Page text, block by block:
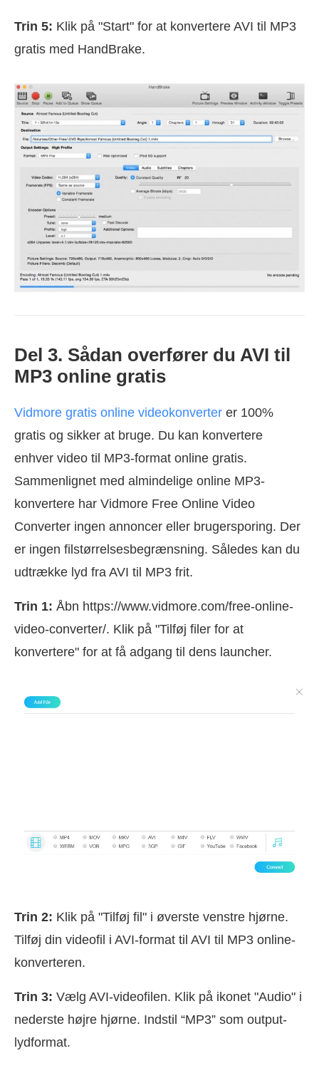
Trin 5: Klik på "Start" for at konvertere AVI til MP3
gratis med HandBrake.
Del 3. Sådan overfører du AVI til
MP3 online gratis
Vidmore gratis online videokonverter er 100%
gratis og sikker at bruge. Du kan konvertere
enhver video til MP3-format online gratis.
Sammenlignet med almindelige online MP3-
konvertere har Vidmore Free Online Video
Converter ingen annoncer eller brugersporing. Der
er ingen filstørrelsesbegrænsning. Således kan du
udtrække lyd fra AVI til MP3 frit.
Trin 1: Åbn https://www.vidmore.com/free-online-
video-converter/. Klik på "Tilføj filer for at
konvertere" for at få adgang til dens launcher.
Trin 2: Klik på "Tilføj fil" i øverste venstre hjørne.
Tilføj din videofil i AVI-format til AVI til MP3 online-
konverteren.
Trin 3: Vælg AVI-videofilen. Klik på ikonet "Audio" i
nederste højre hjørne. Indstil “MP3” som output-
lydformat.